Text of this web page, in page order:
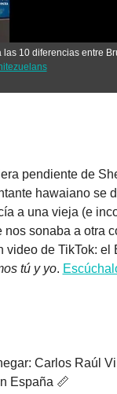
10 diferencias entre
pendiente de
hawaiano se
nos sonaba a otra
video de TikTok: el
tú y yo.
Carlos Raúl
España 📏